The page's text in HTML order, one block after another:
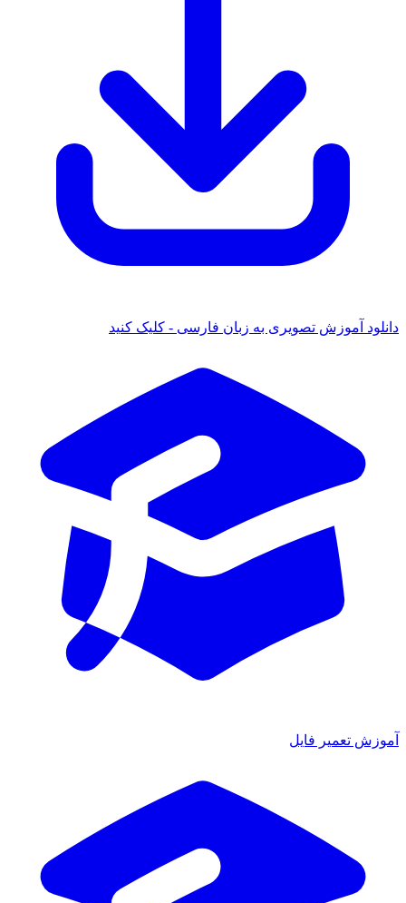
آموزش تصویری به زبان فارسی - کلیک کنید
تعمیر فایل